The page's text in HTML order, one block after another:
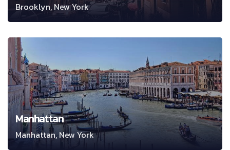
Brooklyn, New York
Manhattan
Manhattan, New York